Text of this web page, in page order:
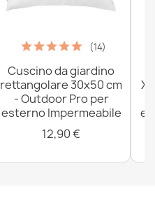
(14)
Cuscino da giardino
rettangolare 30x50 cm
- Outdoor Pro per
esterno Impermeabile
12,90 €